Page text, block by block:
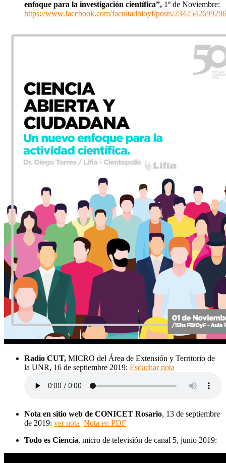
enfoque para la investigación científica”, 1º de Noviembre:
https://www.facebook.com/facultadbioyf/posts/
Radio CUT, MICRO del Área de Extensión y Territorio de
la UNR, 16 de septiembre 2019: Escuchar nota
Nota en sitio web de CONICET Rosario, 13 de septiembre
de 2019: ver nota Nota en PDF
Todo es Ciencia, micro de televisión de canal 5, junio 2019: